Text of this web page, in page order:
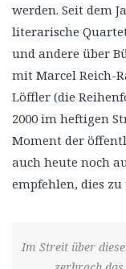
werden. Seit dem
literarische
und andere über
mit Marcel Reich-
Löffler (die
2000 im heftigen
Moment der
auch heute noch
empfehlen, dies zu
Im Streit über